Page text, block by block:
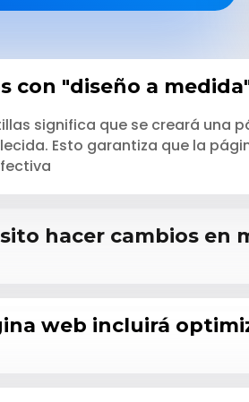
con "diseño a
significa que se creará una
Esto garantiza que la
hacer cambios en
web incluirá